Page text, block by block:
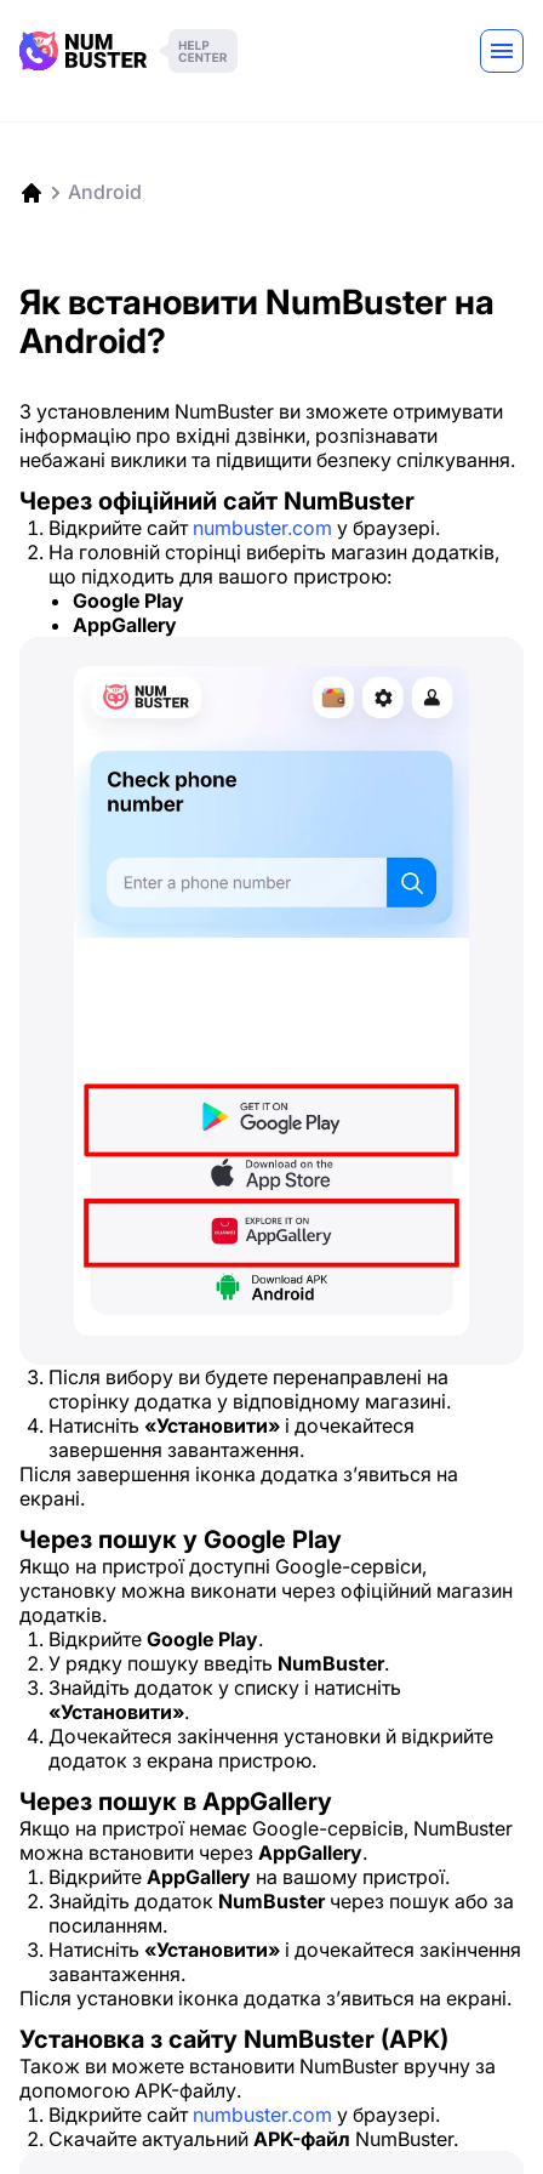
Android
Як встановити NumBuster на
Android?
З установленим NumBuster ви зможете отримувати
інформацію про вхідні дзвінки, розпізнавати
небажані виклики та підвищити безпеку спілкування.
Через офіційний сайт NumBuster
Відкрийте сайт numbuster.com у браузері.
На головній сторінці виберіть магазин додатків,
що підходить для вашого пристрою:
Google Play
AppGallery
Після вибору ви будете перенаправлені на
сторінку додатка у відповідному магазині.
Натисніть «Установити» і дочекайтеся
завершення завантаження.
Після завершення іконка додатка з’явиться на
екрані.
Через пошук у Google Play
Якщо на пристрої доступні Google-сервіси,
установку можна виконати через офіційний магазин
додатків.
Відкрийте Google Play.
У рядку пошуку введіть NumBuster.
Знайдіть додаток у списку і натисніть
«Установити».
Дочекайтеся закінчення установки й відкрийте
додаток з екрана пристрою.
Через пошук в AppGallery
Якщо на пристрої немає Google-сервісів, NumBuster
можна встановити через AppGallery.
Відкрийте AppGallery на вашому пристрої.
Знайдіть додаток NumBusterчерез пошук або за
посиланням.
Натисніть «Установити» і дочекайтеся закінчення
завантаження.
Після установки іконка додатка з’явиться на екрані.
Установка з сайту NumBuster (APK)
Також ви можете встановити NumBuster вручну за
допомогою APK-файлу.
Відкрийте сайт numbuster.com у браузері.
Скачайте актуальний APK-файл NumBuster.